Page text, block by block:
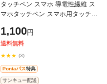
タッチペン スマホ 導電性繊維 ス
マホタッチペン スマホ用タッチペ
タイラスペン スマートフォン タ
1,100円
送料無料
★★★ (3)
Pontaパス特典
サンキュー配送